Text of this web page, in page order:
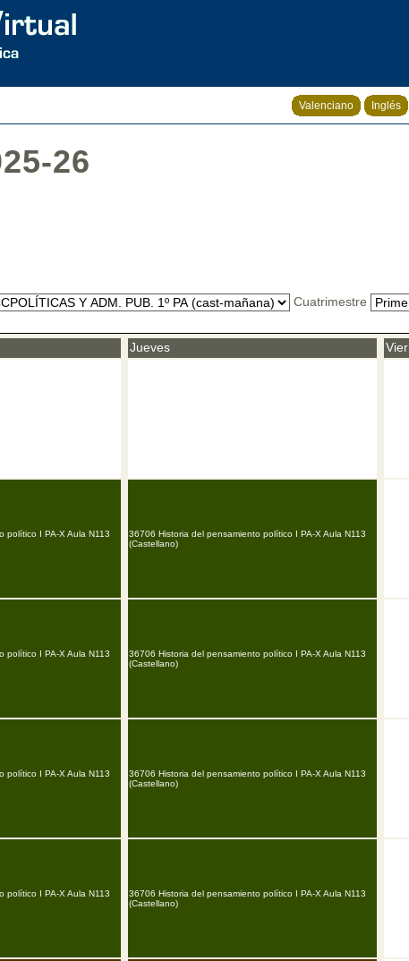
Valenciano Inglés
26
Cuatrimestre
político I PA-X Aula N113
político I PA-X Aula N113
político I PA-X Aula N113
político I PA-X Aula N113
Jueves
36706 Historia del pensamiento político I PA-X Aula N113
(Castellano)
36706 Historia del pensamiento político I PA-X Aula N113
(Castellano)
36706 Historia del pensamiento político I PA-X Aula N113
(Castellano)
36706 Historia del pensamiento político I PA-X Aula N113
(Castellano)